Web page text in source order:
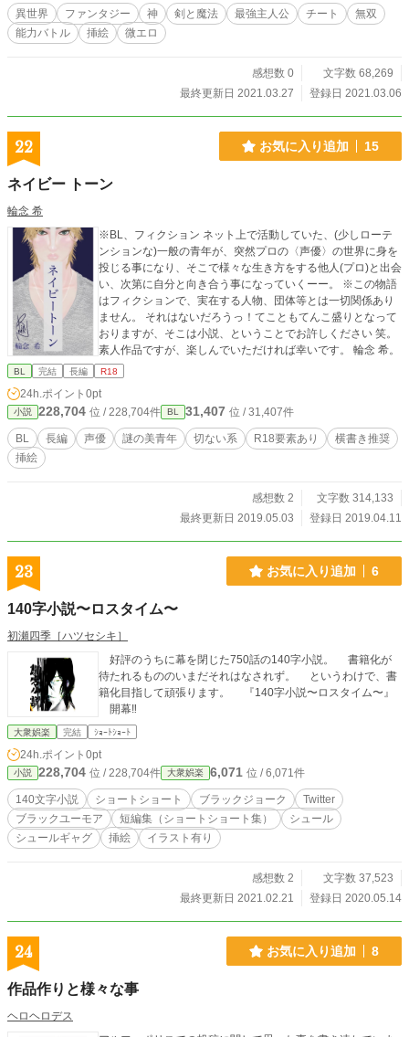
の不条理に異常ともいえる力を携え挑む少年の物語が幕を開
ける。
異世界 ファンタジー 神 剣と魔法 最強主人公 チート
無双
能力バトル
挿絵 微エロ
感想数 0
文字数 68,269
最終更新日 2021.03.27
登録日 2021.03.06
22 お気に入り追加 15
ネイビー トーン
輪念 希
※BL、フィクション ネット上で活動していた、(少しローテ
ンションな)一般の青年が、突然プロの〈声優〉の世界に身を
投じる事になり、そこで様々な生き方をする他人(プロ)と出会
い、次第に自分と向き合う事になっていくーー。 ※この物語
はフィクションで、実在する人物、団体等とは一切関係あり
ません。 それはないだろうっ！てこともてんこ盛りとなって
おりますが、そこは小説、ということでお許しください 笑。
素人作品ですが、楽しんでいただければ幸いです。 輪念 希。
BL 完結 長編 R18
24h.ポイント 0pt
小説 228,704 位 / 228,704件 BL 31,407 位 / 31,407件
BL 長編 声優 謎の美青年 切ない系 R18要素あり
横書き推奨
挿絵
感想数 2
文字数 314,133
最終更新日 2019.05.03
登録日 2019.04.11
23 お気に入り追加 6
140字小説〜ロスタイム〜
初瀬四季［ハツセシキ］
好評のうちに幕を閉じた750話の140字小説。 書籍化が
待たれるもののいまだそれはなされず。 というわけで、書
籍化目指して頑張ります。 『140字小説〜ロスタイム〜』
開幕‼︎
大衆娯楽 完結 ｼｮｰﾄｼｮｰﾄ
24h.ポイント 0pt
小説 228,704 位 / 228,704件 大衆娯楽 6,071 位 / 6,071件
140文字小説 ショートショート ブラックジョーク
Twitter
ブラックユーモア
短編集（ショートショート集）
シュール
シュールギャグ
挿絵 イラスト有り
感想数 2
文字数 37,523
最終更新日 2021.02.21
登録日 2020.05.14
24 お気に入り追加 8
作品作りと様々な事
ヘロヘロデス